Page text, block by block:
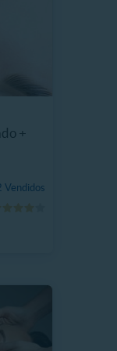
+
Vendidos